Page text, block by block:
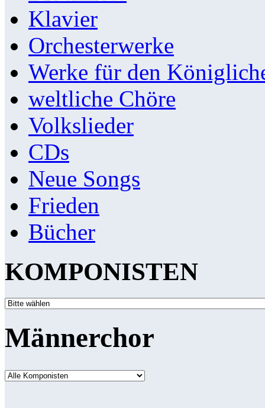
Klavier
Orchesterwerke
Werke für den
weltliche Chöre
Volkslieder
CDs
Neue Songs
Frieden
Bücher
KOMPONISTEN
Männerchor